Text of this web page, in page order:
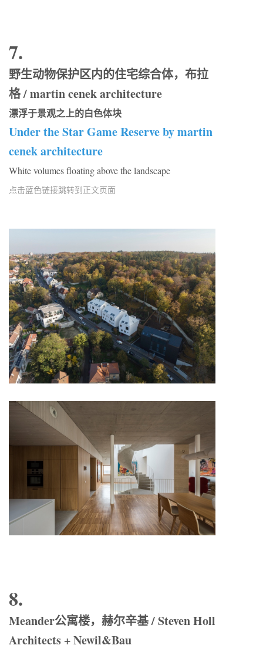
7.
野生动物保护区内的住宅综合体，布拉
格 / martin cenek architecture
漂浮于景观之上的白色体块
Under the Star Game Reserve by martin
cenek architecture
White volumes floating above the landscape
点击蓝色链接跳转到正文页面
8.
Meander公寓楼，赫尔辛基 / Steven Holl
Architects + Newil&Bau